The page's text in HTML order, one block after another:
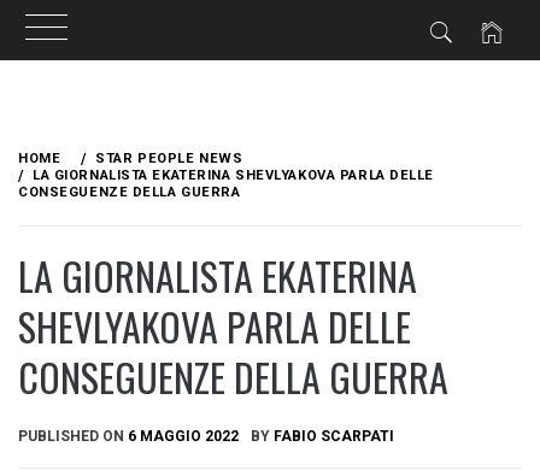
content
HOME
STAR PEOPLE NEWS
LA GIORNALISTA EKATERINA SHEVLYAKOVA PARLA DELLE
CONSEGUENZE DELLA GUERRA
LA GIORNALISTA EKATERINA
SHEVLYAKOVA PARLA DELLE
CONSEGUENZE DELLA GUERRA
PUBLISHED ON 6 MAGGIO 2022 BY FABIO SCARPATI